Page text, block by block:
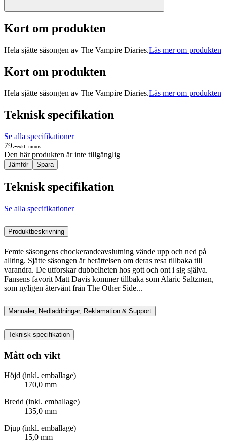
Kort om produkten
Hela sjätte säsongen av The Vampire Diaries.Läs mer om produkten
Kort om produkten
Hela sjätte säsongen av The Vampire Diaries.Läs mer om produkten
Teknisk specifikation
Se alla specifikationer
79.-exkl. moms
Den här produkten är inte tillgänglig
Jämför Spara
Teknisk specifikation
Se alla specifikationer
Produktbeskrivning
Femte säsongens chockerandeavslutning vände upp och ned på
allting. Sjätte säsongen är berättelsen om deras resa tillbaka till
varandra. De utforskar dubbelheten hos gott och ont i sig själva.
Fansens favorit Matt Davis kommer tillbaka som Alaric Saltzman,
som nyligen återvänt från The Other Side...
Manualer, Nedladdningar, Reklamation & Support
Teknisk specifikation
Mått och vikt
Höjd (inkl. emballage)
170,0 mm
Bredd (inkl. emballage)
135,0 mm
Djup (inkl. emballage)
15,0 mm